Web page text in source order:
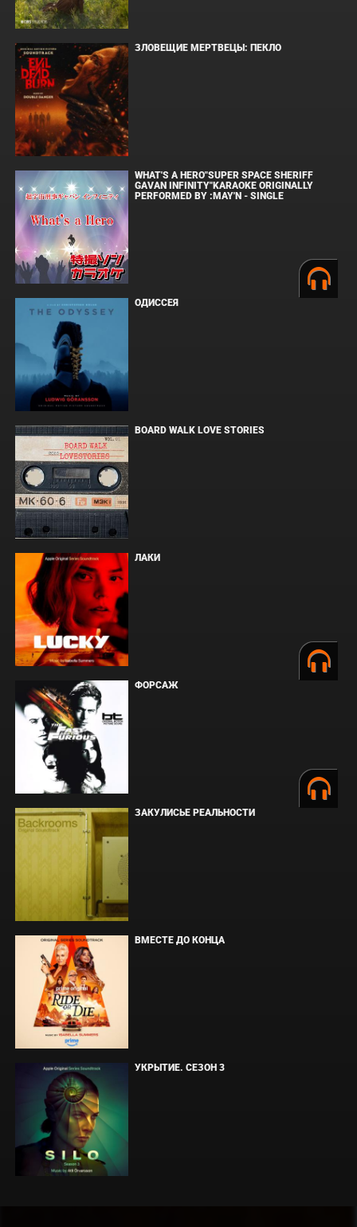
ЗЛОВЕЩИЕ МЕРТВЕЦЫ: ПЕКЛО
WHAT'S A HERO"SUPER SPACE SHERIFF
GAVAN INFINITY"KARAOKE ORIGINALLY
PERFORMED BY :MAY'N - SINGLE
ОДИССЕЯ
BOARD WALK LOVE STORIES
ЛАКИ
ФОРСАЖ
ЗАКУЛИСЬЕ РЕАЛЬНОСТИ
ВМЕСТЕ ДО КОНЦА
УКРЫТИЕ. СЕЗОН 3